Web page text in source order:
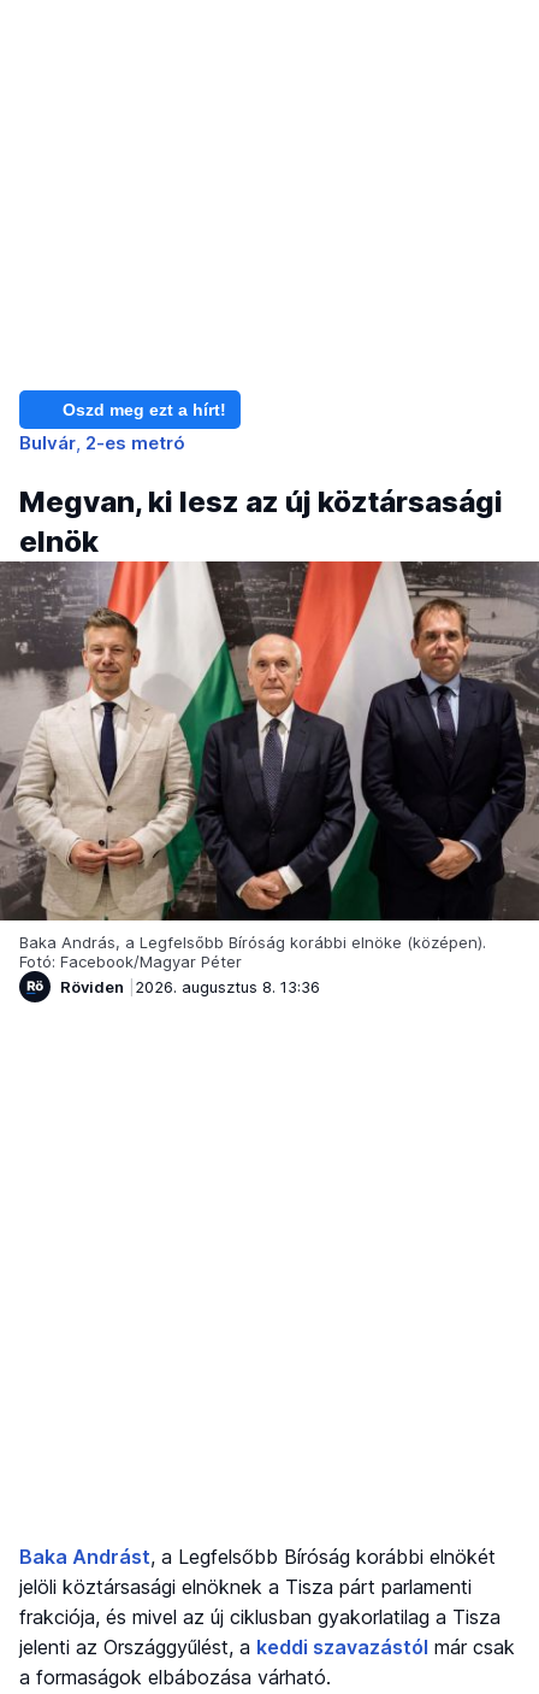
Oszd meg ezt a hírt!
Bulvár 2-es metró
Megvan, ki lesz az új köztársasági
elnök
Baka András, a Legfelsőbb Bíróság korábbi elnöke (középen).
Fotó: Facebook/Magyar Péter
Röviden
2026. augusztus 8. 13:36
Baka Andrást, a Legfelsőbb Bíróság korábbi elnökét
jelöli köztársasági elnöknek a Tisza párt parlamenti
frakciója, és mivel az új ciklusban gyakorlatilag a Tisza
jelenti az Országgyűlést, a keddi szavazástól már csak
a formaságok elbábozása várható.